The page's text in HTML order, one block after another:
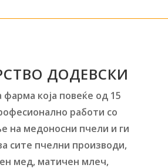
ДОДЕВСКИ
фарма која повеќе од 15
работи со
на медоносни пчели и ги
сите пчелни производи,
мед, матичен млеч,